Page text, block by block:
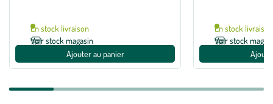
En stock livraison
Voir stock magasin
Ajouter au panier
En stock livraison
Voir stock